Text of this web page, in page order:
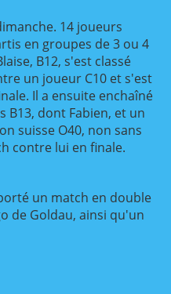
14 joueurs
en groupes de 3 ou 4
B12, s'est classé
un joueur C10 et s'est
Il a ensuite enchaîné
B13, dont Fabien, et un
suisse O40, non sans
contre lui en finale.
un match en double
de Goldau, ainsi qu'un